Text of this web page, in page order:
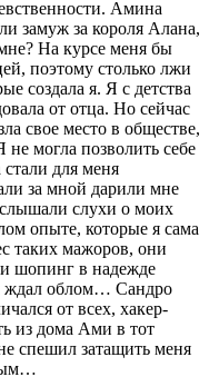
енности. Амина
замуж за короля Алана,
На курсе меня бы
поэтому столько лжи
создала я. Я с детства
от отца. Но сейчас
свое место в обществе,
могла позволить себе
для меня
за мной дарили мне
слухи о моих
опыте, которые я сама
таких мажоров, они
шопинг в надежде
ждал облом… Сандро
от всех, хакер-
из дома Ами в тот
спешил затащить меня